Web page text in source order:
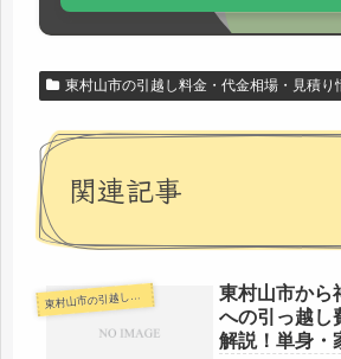
東村山市の引越し料金・代金相場・見積り
関連記事
東村山市の引越し料金・代金相場・見積り情報
東村山市から
への引っ越し
解説！単身・